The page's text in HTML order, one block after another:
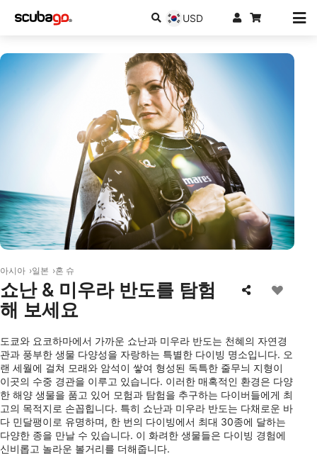
USD
아시아 일본 혼 슈
쇼난 & 미우라 반도를 탐험
해 보세요
도쿄와 요코하마에서 가까운 쇼난과 미우라 반도는 천혜의 자연경
관과 풍부한 생물 다양성을 자랑하는 특별한 다이빙 명소입니다. 오
랜 세월에 걸쳐 모래와 암석이 쌓여 형성된 독특한 줄무늬 지형이
이곳의 수중 경관을 이루고 있습니다. 이러한 매혹적인 환경은 다양
한 해양 생물을 품고 있어 모험과 탐험을 추구하는 다이버들에게 최
고의 목적지로 손꼽힙니다. 특히 쇼난과 미우라 반도는 다채로운 바
다 민달팽이로 유명하며, 한 번의 다이빙에서 최대 30종에 달하는
다양한 종을 만날 수 있습니다. 이 화려한 생물들은 다이빙 경험에
신비롭고 놀라운 볼거리를 더해줍니다.